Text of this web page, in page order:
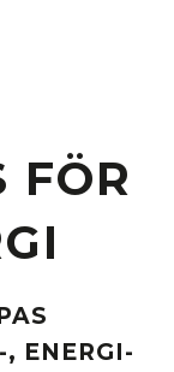
FÖR
ENERGI-